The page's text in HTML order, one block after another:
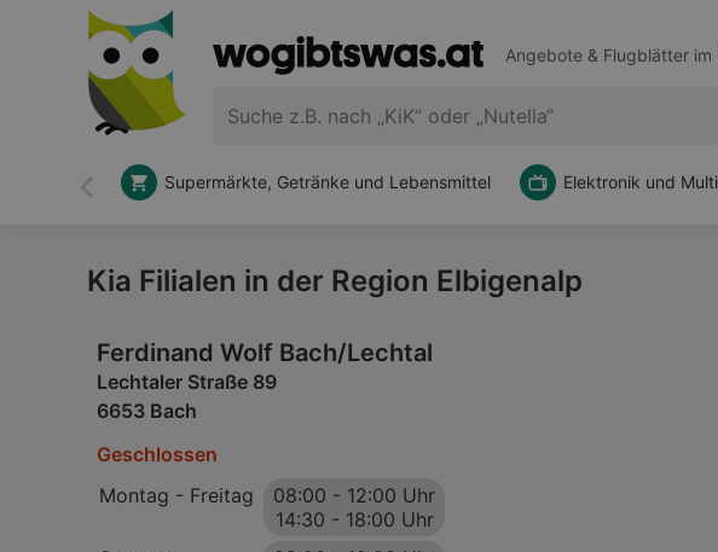
Angebote & Flugblätter
Zurück
Supermärkte, Getränke und Lebensmittel Elektronik und
Kia Filialen in der Region Elbigenalp
Ferdinand Wolf Bach/Lechtal
Lechtaler Straße 89
6653 Bach
Geschlossen
Montag - Freitag
08:00 - 12:00 Uhr
14:30 - 18:00 Uhr